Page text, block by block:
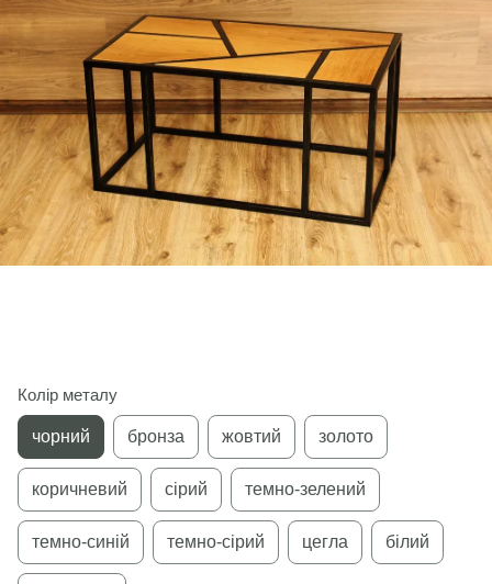
Колір металу
чорний бронза жовтий золото
коричневий сірий темно-зелений
темно-синій темно-сірий цегла білий